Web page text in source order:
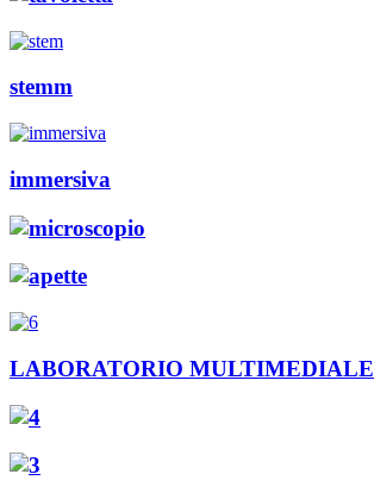
stemm
immersiva
LABORATORIO MULTIMEDIALE